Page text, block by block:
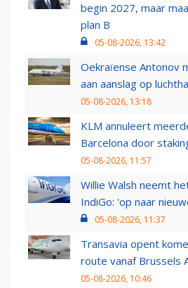
begin 2027, maar
plan B
05-08-2026, 13:42
Oekraïense Antonov
aan aanslag op
05-08-2026, 13:18
KLM annuleert
Barcelona door
05-08-2026, 11:57
Willie Walsh neemt
IndiGo: 'op naar
05-08-2026, 11:37
Transavia opent
route vanaf Brussels
05-08-2026, 10:46